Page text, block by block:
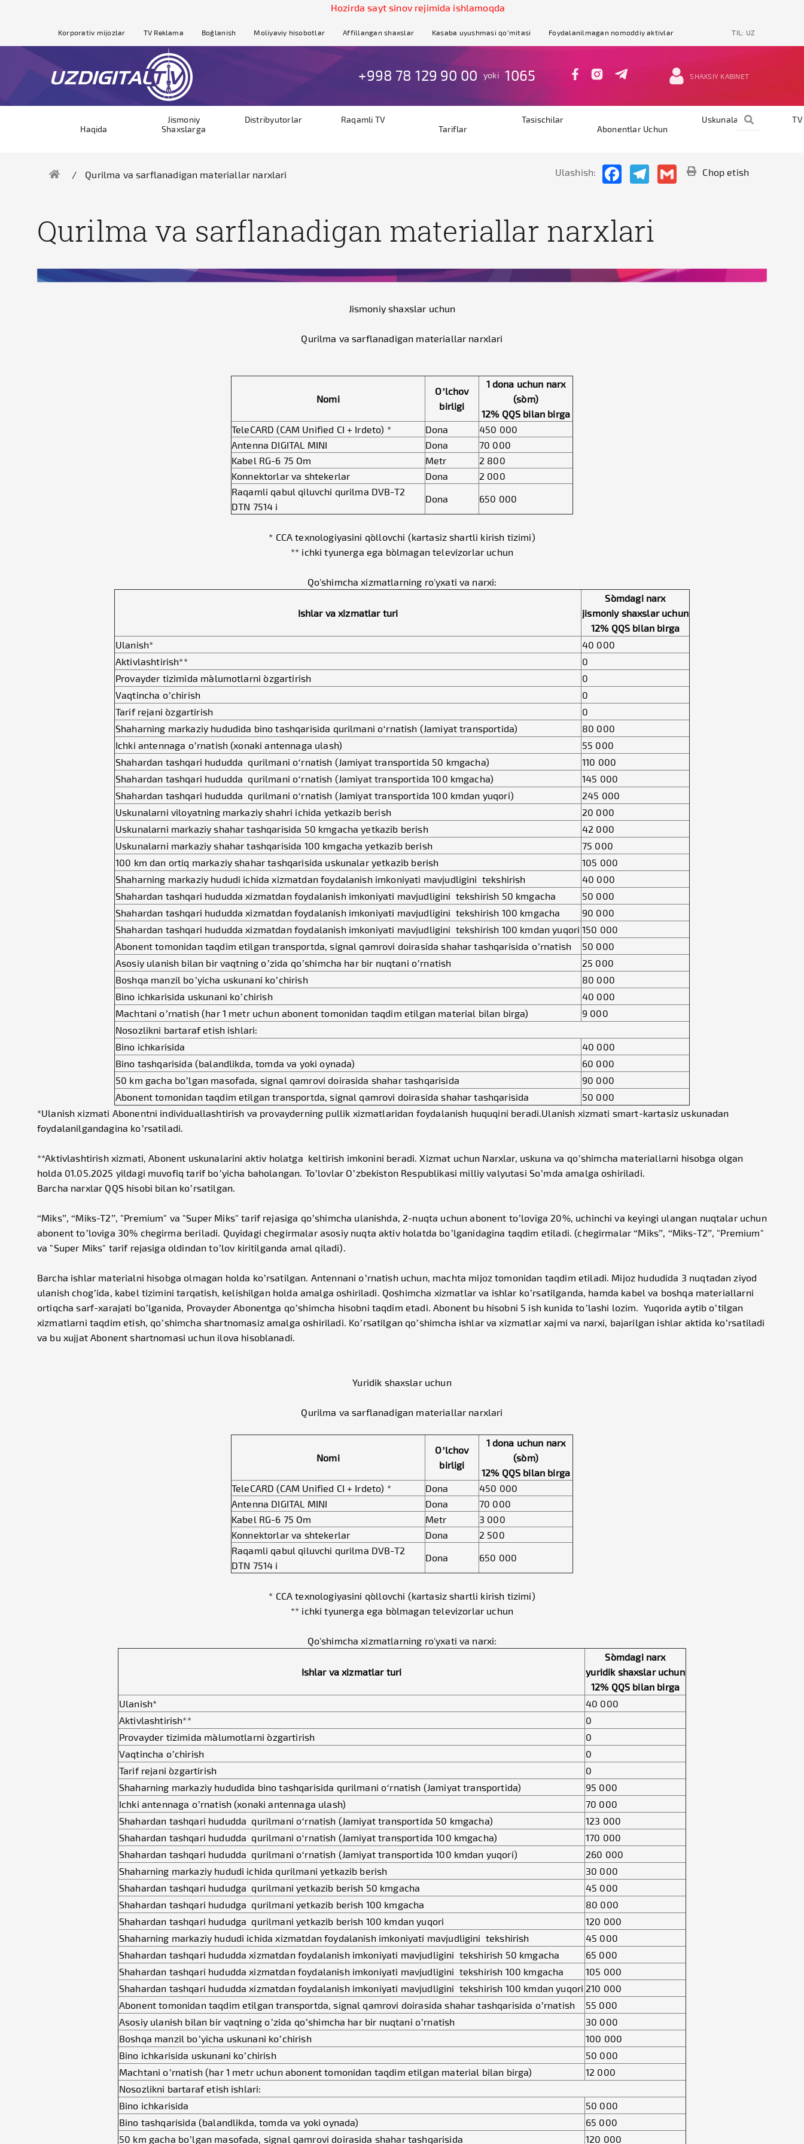
Hozirda sayt sinov rejimida ishlamoqda
Korporativ mijozlar TV Reklama Bog`lanish Moliyaviy hisobotlar Affillangan shaxslar Kasaba uyushmasi qo'mitasi Foydalanilmagan nomoddiy aktivlar TIL: UZ
+998 78 129 90 00 yoki 1065 SHAXSIY KABINET
Haqida
Jismoniy
Shaxslarga
Distribyutorlar
Raqamli TV
Tariflar
Tasischilar
Abonentlar Uchun
Uskunalar
Qurilma va sarflanadigan materiallar narxlari Ulashish: FacebookTelegramGmail Chop etish
Qurilma va sarflanadigan materiallar narxlari
Jismoniy shaxslar uchun
Qurilma va sarflanadigan materiallar narxlari
Nomi
O’lchov
birligi
1 dona uchun narx
(so`m)
12% QQS bilan birga
TeleCARD (CAM Unified CI + Irdeto) *
Dona
450 000
Antenna DIGITAL MINI
Dona
70 000
Kabel RG-6 75 Оm
Metr
2 800
Konnektorlar va shtekerlar
Dona
2 000
Raqamli qabul qiluvchi qurilma DVB-T2
DTN 7514 i
Dona 650 000
* CCA texnologiyasini qo`llovchi (kartasiz shartli kirish tizimi)
** ichki tyunerga ega bo`lmagan televizorlar uchun
Qo'shimcha xizmatlarning ro'yxati va narxi:
Ishlar va xizmatlar turi
So`mdagi narx
jismoniy shaxslar uchun
12% QQS bilan birga
Ulanish*
40 000
Aktivlashtirish**
0
Provayder tizimida ma`lumotlarni o`zgartirish
0
Vaqtincha o’chirish
0
Tarif rejani o`zgartirish
0
Shaharning markaziy hududida bino tashqarisida qurilmani o‘rnatish (Jamiyat transportida)
80 000
Ichki antennaga o’rnatish (xonaki antennaga ulash)
55 000
Shahardan tashqari hududda qurilmani o‘rnatish (Jamiyat transportida 50 kmgacha)
110 000
Shahardan tashqari hududda qurilmani o‘rnatish (Jamiyat transportida 100 kmgacha)
145 000
Shahardan tashqari hududda qurilmani o‘rnatish (Jamiyat transportida 100 kmdan yuqori)
245 000
Uskunalarni viloyatning markaziy shahri ichida yetkazib berish
20 000
Uskunalarni markaziy shahar tashqarisida 50 kmgacha yetkazib berish
42 000
Uskunalarni markaziy shahar tashqarisida 100 kmgacha yetkazib berish
75 000
100 km dan ortiq markaziy shahar tashqarisida uskunalar yetkazib berish
105 000
Shaharning markaziy hududi ichida xizmatdan foydalanish imkoniyati mavjudligini tekshirish
40 000
Shahardan tashqari hududda xizmatdan foydalanish imkoniyati mavjudligini tekshirish 50 kmgacha
50 000
Shahardan tashqari hududda xizmatdan foydalanish imkoniyati mavjudligini tekshirish 100 kmgacha
90 000
Shahardan tashqari hududda xizmatdan foydalanish imkoniyati mavjudligini tekshirish 100 kmdan yuqori 150 000
Abonent tomonidan taqdim etilgan transportda, signal qamrovi doirasida shahar tashqarisida o’rnatish
50 000
Asosiy ulanish bilan bir vaqtning o’zida qo’shimcha har bir nuqtani o’rnatish
25 000
Boshqa manzil bo’yicha uskunani ko’chirish
80 000
Bino ichkarisida uskunani ko’chirish
40 000
Machtani o’rnatish (har 1 metr uchun abonent tomonidan taqdim etilgan material bilan birga)
9 000
Nosozlikni bartaraf etish ishlari:
Bino ichkarisida
40 000
Bino tashqarisida (balandlikda, tomda va yoki oynada)
60 000
50 km gacha bo’lgan masofada, signal qamrovi doirasida shahar tashqarisida
90 000
Abonent tomonidan taqdim etilgan transportda, signal qamrovi doirasida shahar tashqarisida
50 000
*Ulanish xizmati Abonentni individuallashtirish va provayderning pullik xizmatlaridan foydalanish huquqini beradi.Ulanish xizmati smart-kartasiz uskunadan
foydalanilgandagina ko’rsatiladi.
**Aktivlashtirish xizmati, Abonent uskunalarini aktiv holatga keltirish imkonini beradi. Xizmat uchun Narxlar, uskuna va qo’shimcha materiallarni hisobga olgan
holda 01.05.2025 yildagi muvofiq tarif bo’yicha baholangan. To’lovlar O’zbekiston Respublikasi milliy valyutasi So’mda amalga oshiriladi.
Barcha narxlar QQS hisobi bilan ko’rsatilgan.
“Miks”, “Miks-T2”, "Premium" va "Super Miks" tarif rejasiga qo’shimcha ulanishda, 2-nuqta uchun abonent to’loviga 20%, uchinchi va keyingi ulangan nuqtalar uchun
abonent to’loviga 30% chegirma beriladi. Quyidagi chegirmalar asosiy nuqta aktiv holatda bo’lganidagina taqdim etiladi. (chegirmalar “Miks”, “Miks-T2”, "Premium"
va "Super Miks" tarif rejasiga oldindan to’lov kiritilganda amal qiladi).
Barcha ishlar materialni hisobga olmagan holda ko’rsatilgan. Antennani o’rnatish uchun, machta mijoz tomonidan taqdim etiladi. Mijoz hududida 3 nuqtadan ziyod
ulanish chog’ida, kabel tizimini tarqatish, kelishilgan holda amalga oshiriladi. Qoshimcha xizmatlar va ishlar ko’rsatilganda, hamda kabel va boshqa materiallarni
ortiqcha sarf-xarajati bo’lganida, Provayder Abonentga qo’shimcha hisobni taqdim etadi. Abonent bu hisobni 5 ish kunida to’lashi lozim. Yuqorida aytib o’tilgan
xizmatlarni taqdim etish, qo’shimcha shartnomasiz amalga oshiriladi. Ko’rsatilgan qo’shimcha ishlar va xizmatlar xajmi va narxi, bajarilgan ishlar aktida ko’rsatiladi
va bu xujjat Abonent shartnomasi uchun ilova hisoblanadi.
Yuridik shaxslar uchun
Qurilma va sarflanadigan materiallar narxlari
Nomi
O’lchov
birligi
1 dona uchun narx
(so`m)
12% QQS bilan birga
TeleCARD (CAM Unified CI + Irdeto) *
Dona
450 000
Antenna DIGITAL MINI
Dona
70 000
Kabel RG-6 75 Оm
Metr
3 000
Konnektorlar va shtekerlar
Dona
2 500
Raqamli qabul qiluvchi qurilma DVB-T2
DTN 7514 i
Dona 650 000
* CCA texnologiyasini qo`llovchi (kartasiz shartli kirish tizimi)
** ichki tyunerga ega bo`lmagan televizorlar uchun
Qo'shimcha xizmatlarning ro'yxati va narxi:
Ishlar va xizmatlar turi
So`mdagi narx
yuridik shaxslar uchun
12% QQS bilan birga
Ulanish*
40 000
Aktivlashtirish**
0
Provayder tizimida ma`lumotlarni o`zgartirish
0
Vaqtincha o’chirish
0
Tarif rejani o`zgartirish
0
Shaharning markaziy hududida bino tashqarisida qurilmani o‘rnatish (Jamiyat transportida)
95 000
Ichki antennaga o’rnatish (xonaki antennaga ulash)
70 000
Shahardan tashqari hududda qurilmani o‘rnatish (Jamiyat transportida 50 kmgacha)
123 000
Shahardan tashqari hududda qurilmani o‘rnatish (Jamiyat transportida 100 kmgacha)
170 000
Shahardan tashqari hududda qurilmani o‘rnatish (Jamiyat transportida 100 kmdan yuqori)
260 000
Shaharning markaziy hududi ichida qurilmani yetkazib berish
30 000
Shahardan tashqari hududga qurilmani yetkazib berish 50 kmgacha
45 000
Shahardan tashqari hududga qurilmani yetkazib berish 100 kmgacha
80 000
Shahardan tashqari hududga qurilmani yetkazib berish 100 kmdan yuqori
120 000
Shaharning markaziy hududi ichida xizmatdan foydalanish imkoniyati mavjudligini tekshirish
45 000
Shahardan tashqari hududda xizmatdan foydalanish imkoniyati mavjudligini tekshirish 50 kmgacha
65 000
Shahardan tashqari hududda xizmatdan foydalanish imkoniyati mavjudligini tekshirish 100 kmgacha
105 000
Shahardan tashqari hududda xizmatdan foydalanish imkoniyati mavjudligini tekshirish 100 kmdan yuqori 210 000
Abonent tomonidan taqdim etilgan transportda, signal qamrovi doirasida shahar tashqarisida o’rnatish
55 000
Asosiy ulanish bilan bir vaqtning o’zida qo’shimcha har bir nuqtani o’rnatish
30 000
Boshqa manzil bo’yicha uskunani ko’chirish
100 000
Bino ichkarisida uskunani ko’chirish
50 000
Machtani o’rnatish (har 1 metr uchun abonent tomonidan taqdim etilgan material bilan birga)
12 000
Nosozlikni bartaraf etish ishlari:
Bino ichkarisida
50 000
Bino tashqarisida (balandlikda, tomda va yoki oynada)
65 000
50 km gacha bo’lgan masofada, signal qamrovi doirasida shahar tashqarisida
120 000